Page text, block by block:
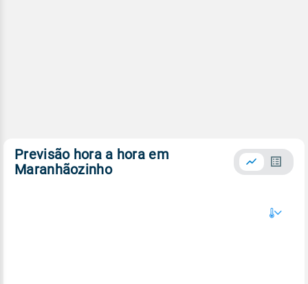
Previsão hora a hora em
Maranhãozinho